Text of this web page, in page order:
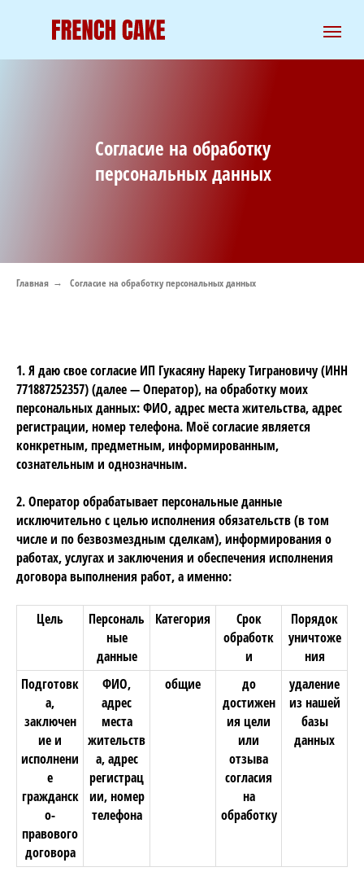
Согласие на обработку
персональных данных
Главная → Согласие на обработку персональных данных
1. Я даю свое согласие ИП Гукасяну Нареку Тиграновичу (ИНН
771887252357) (далее — Оператор), на обработку моих
персональных данных: ФИО, адрес места жительства, адрес
регистрации, номер телефона. Моё согласие является
конкретным, предметным, информированным,
сознательным и однозначным.
2. Оператор обрабатывает персональные данные
исключительно с целью исполнения обязательств (в том
числе и по безвозмездным сделкам), информирования о
работах, услугах и заключения и обеспечения исполнения
договора выполнения работ, а именно:
Цель
Персональ
ные
данные
Категория
Срок
обработк
и
Порядок
уничтоже
ния
Подготовк
а,
заключен
ие и
исполнени
е
гражданск
о-
правового
договора
ФИО,
адрес
места
жительств
а, адрес
регистрац
ии, номер
телефона
общие
до
достижен
ия цели
или
отзыва
согласия
на
обработку
удаление
из нашей
базы
данных